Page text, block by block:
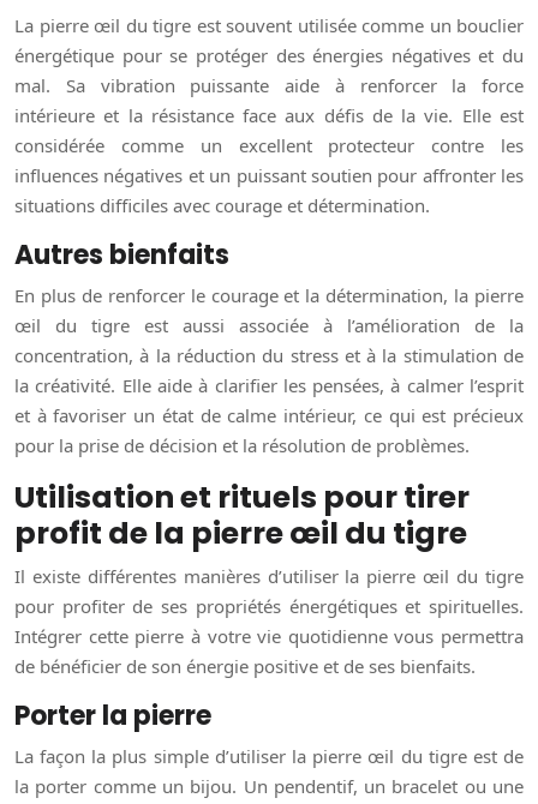
La pierre œil du tigre est souvent utilisée comme un bouclier
énergétique pour se protéger des énergies négatives et du
mal. Sa vibration puissante aide à renforcer la force
intérieure et la résistance face aux défis de la vie. Elle est
considérée comme un excellent protecteur contre les
influences négatives et un puissant soutien pour affronter les
situations difficiles avec courage et détermination.
Autres bienfaits
En plus de renforcer le courage et la détermination, la pierre
œil du tigre est aussi associée à l’amélioration de la
concentration, à la réduction du stress et à la stimulation de
la créativité. Elle aide à clarifier les pensées, à calmer l’esprit
et à favoriser un état de calme intérieur, ce qui est précieux
pour la prise de décision et la résolution de problèmes.
Utilisation et rituels pour tirer
profit de la pierre œil du tigre
Il existe différentes manières d’utiliser la pierre œil du tigre
pour profiter de ses propriétés énergétiques et spirituelles.
Intégrer cette pierre à votre vie quotidienne vous permettra
de bénéficier de son énergie positive et de ses bienfaits.
Porter la pierre
La façon la plus simple d’utiliser la pierre œil du tigre est de
la porter comme un bijou. Un pendentif, un bracelet ou une